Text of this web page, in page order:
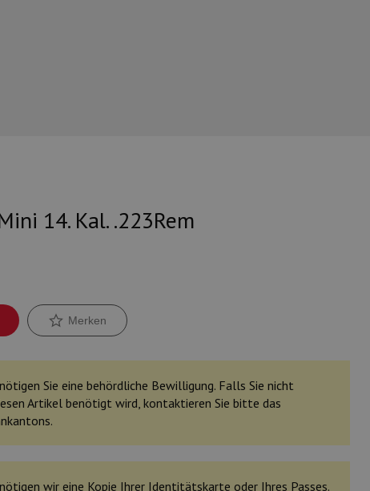
14. Kal. .223Rem
Merken
Sie eine behördliche Bewilligung. Falls Sie nicht
Artikel benötigt wird, kontaktieren Sie bitte das
wir eine Kopie Ihrer Identitätskarte oder Ihres Passes.